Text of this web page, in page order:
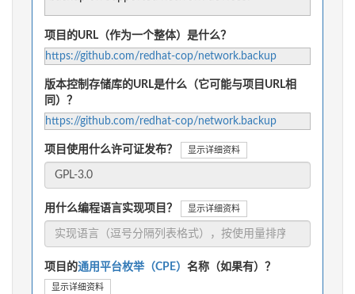
项目的URL（作为一个整体）是什么？
https://github.com/redhat-cop/network.backup
版本控制存储库的URL是什么（它可能与项目URL相
同）？
https://github.com/redhat-cop/network.backup
项目使用什么许可证发布？ 显示详细资料
用什么编程语言实现项目？ 显示详细资料
项目的通用平台枚举（CPE） 名称（如果有）？
显示详细资料